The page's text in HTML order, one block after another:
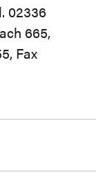
02336
665,
Fax